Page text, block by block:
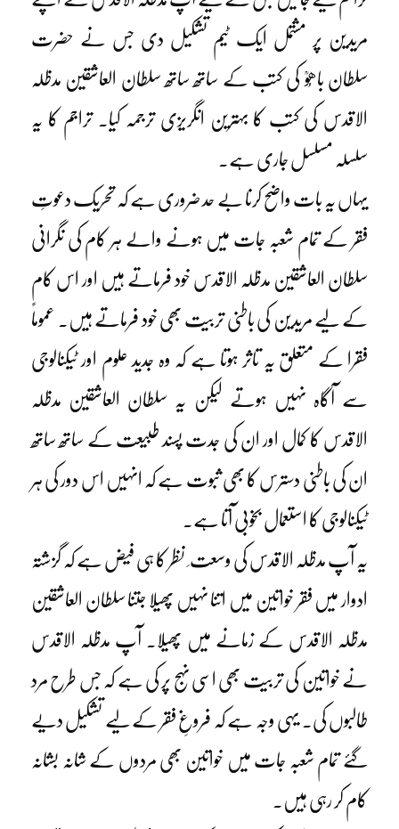
مریدین پر مشتمل ایک ٹیم تشکیل دی جس نے حضرت
سلطان باھُوؒ کی کتب کے ساتھ ساتھ سلطان العاشقین مدظلہ
الاقدس کی کتب کا بہترین انگریزی ترجمہ کیا۔ تراجم کا یہ
سلسلہ مسلسل جاری ہے۔
یہاں یہ بات واضح کرنا بے حد ضروری ہے کہ تحریک دعوتِ
فقر کے تمام شعبہ جات میں ہونے والے ہر کام کی نگرانی
سلطان العاشقین مدظلہ الاقدس خود فرماتے ہیں اور اس کام
کے لیے مریدین کی باطنی تربیت بھی خود فرماتے ہیں۔ عموماً
فقرا کے متعلق یہ تاثر ہوتا ہے کہ وہ جدید علوم اور ٹیکنالوجی
سے آگاہ نہیں ہوتے لیکن یہ سلطان العاشقین مدظلہ
الاقدس کا کمال اور ان کی جدت پسند طبیعت کے ساتھ ساتھ
ان کی باطنی دسترس کا بھی ثبوت ہے کہ انہیں اس دور کی ہر
ٹیکنالوجی کا استعمال بخوبی آتا ہے۔
یہ آپ مدظلہ الاقدس کی وسعت ِ نظر کا ہی فیض ہے کہ گزشتہ
ادوار میں فقر خواتین میں اتنا نہیں پھیلا جتنا سلطان العاشقین
مدظلہ الاقدس کے زمانے میں پھیلا۔ آپ مدظلہ الاقدس
نے خواتین کی تربیت بھی اسی نہج پر کی ہے کہ جس طرح مرد
طالبوں کی۔ یہی وجہ ہے کہ فروغِ فقر کے لیے تشکیل دیے
گئے تمام شعبہ جات میں خواتین بھی مردوں کے شانہ بشانہ
کام کر رہی ہیں۔